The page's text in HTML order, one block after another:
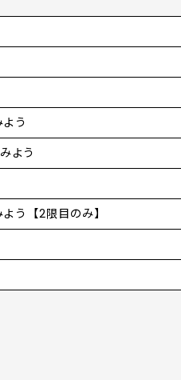
う
よう
う【2限目のみ】